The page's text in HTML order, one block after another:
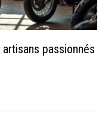
passionnés